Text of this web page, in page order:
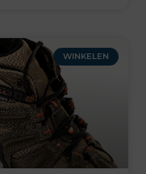
WINKELEN